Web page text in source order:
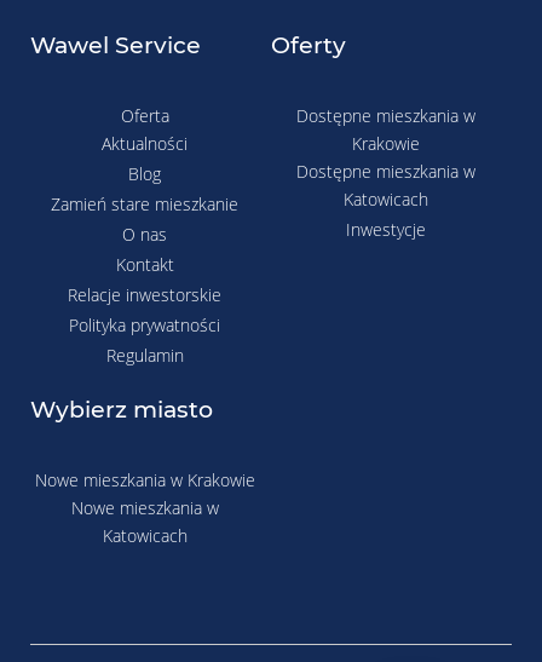
Wawel Service
Oferta
Aktualności
Blog
Zamień stare mieszkanie
O nas
Kontakt
Relacje inwestorskie
Polityka prywatności
Regulamin
Oferty
Dostępne mieszkania w
Krakowie
Dostępne mieszkania w
Katowicach
Inwestycje
Wybierz miasto
Nowe mieszkania w Krakowie
Nowe mieszkania w
Katowicach